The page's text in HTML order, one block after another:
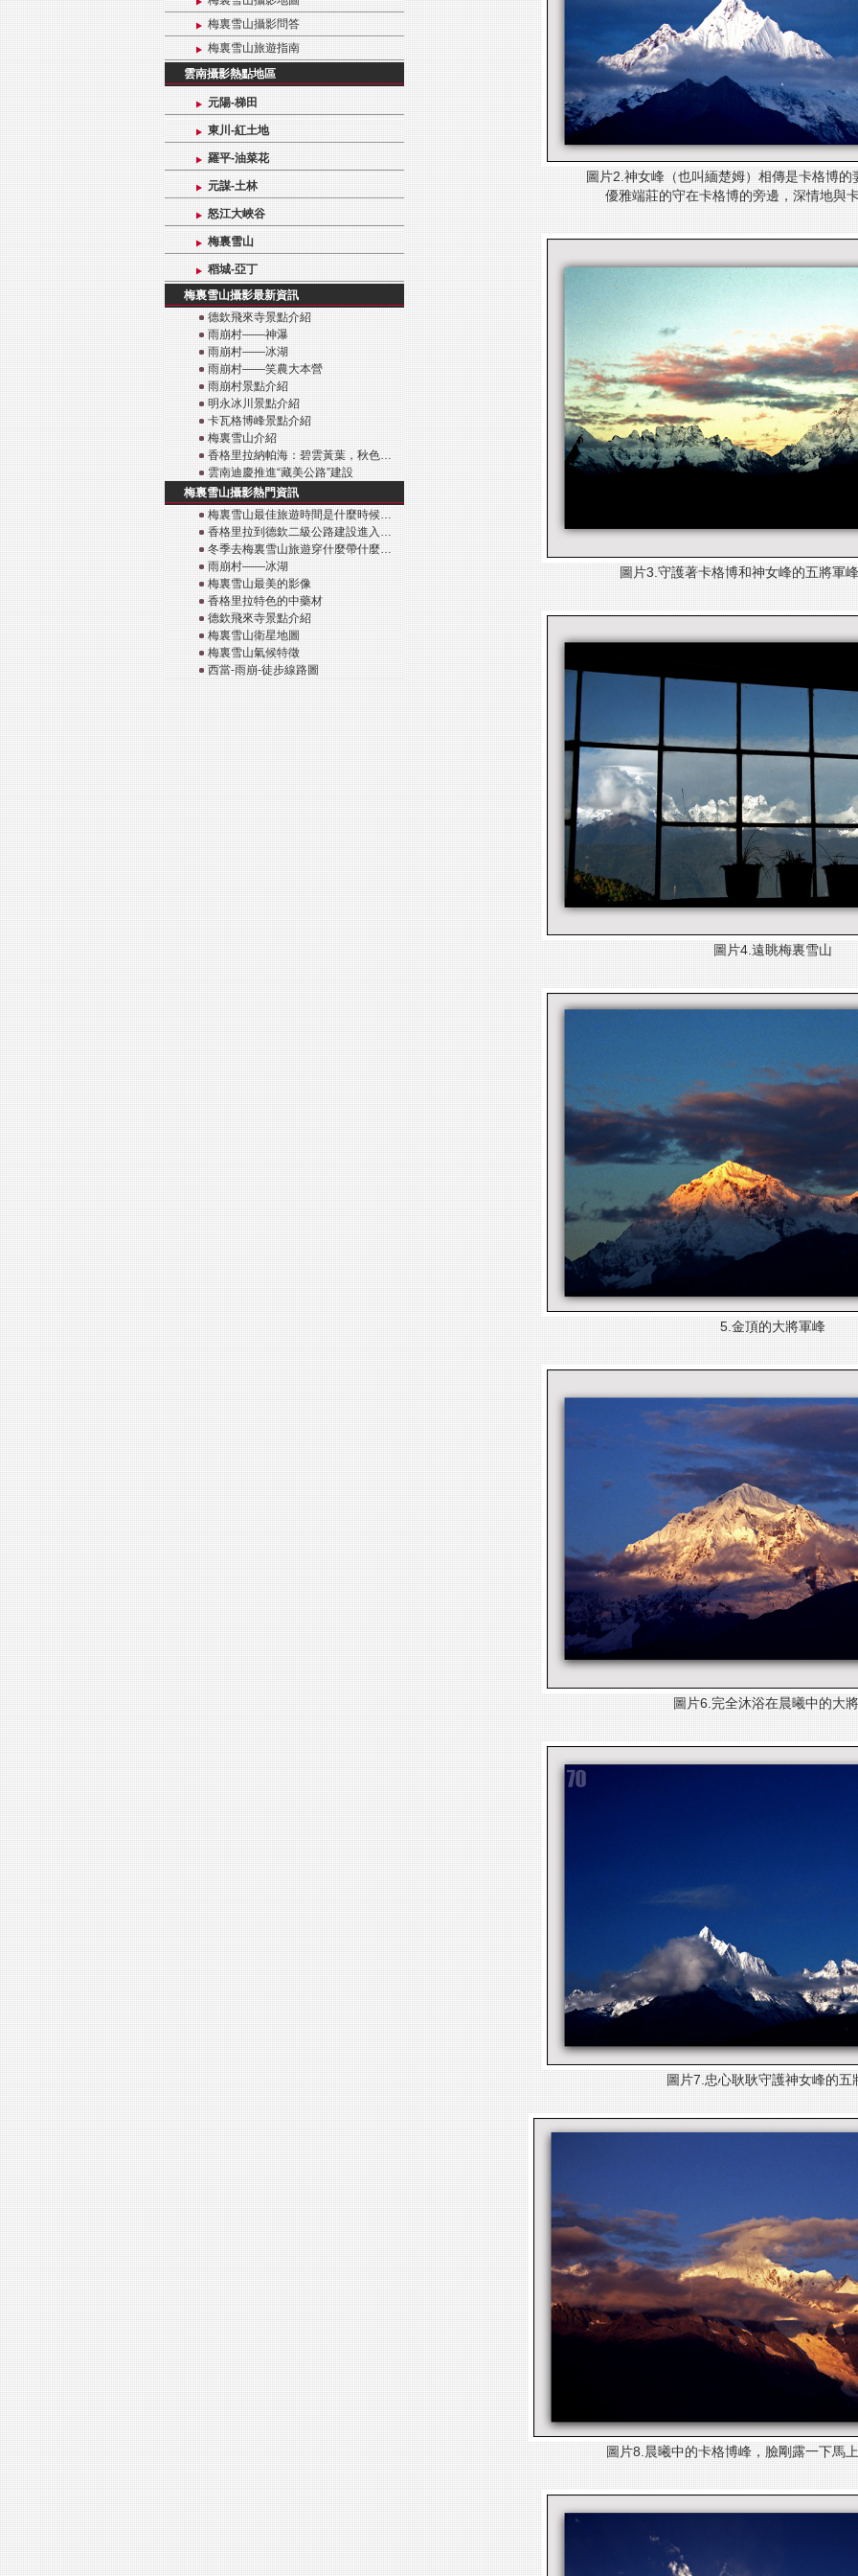
梅裏雪山攝影問答
梅裏雪山旅遊指南
雲南攝影熱點地區
元陽-梯田
東川-紅土地
羅平-油菜花
元謀-土林
怒江大峽谷
梅裏雪山
稻城-亞丁
梅裏雪山攝影最新資訊
德欽飛來寺景點介紹
雨崩村——神瀑
雨崩村——冰湖
雨崩村——笑農大本營
雨崩村景點介紹
明永冰川景點介紹
卡瓦格博峰景點介紹
梅裏雪山介紹
香格里拉納帕海：碧雲黃葉，秋色…
雲南迪慶推進“藏美公路”建設
梅裏雪山攝影熱門資訊
梅裏雪山最佳旅遊時間是什麼時候…
香格里拉到德欽二級公路建設進入…
冬季去梅裏雪山旅遊穿什麼帶什麼…
雨崩村——冰湖
梅裏雪山最美的影像
香格里拉特色的中藥材
德欽飛來寺景點介紹
梅裏雪山衛星地圖
梅裏雪山氣候特徵
西當-雨崩-徒步線路圖
圖片2.神女峰（也叫緬楚姆）相傳是卡格博的
優雅端莊的守在卡格博的旁邊，深情地與
圖片3.守護著卡格博和神女峰的五將軍
圖片4.遠眺梅裏雪山
5.金頂的大將軍峰
圖片6.完全沐浴在晨曦中的大
圖片7.忠心耿耿守護神女峰的五
圖片8.晨曦中的卡格博峰，臉剛露一下馬上